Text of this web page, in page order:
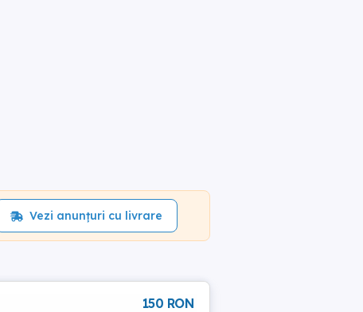
Vezi anunțuri cu livrare
150 RON